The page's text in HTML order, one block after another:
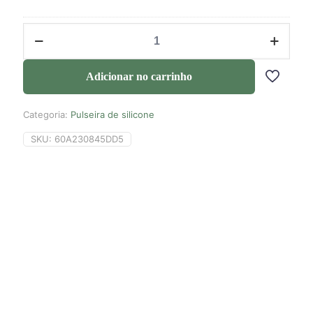
Adicionar no carrinho
Categoria: Pulseira de silicone
SKU: 60A230845DD5